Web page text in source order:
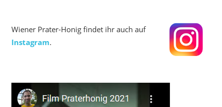
Wiener Prater-Honig findet ihr auch auf
Instagram.